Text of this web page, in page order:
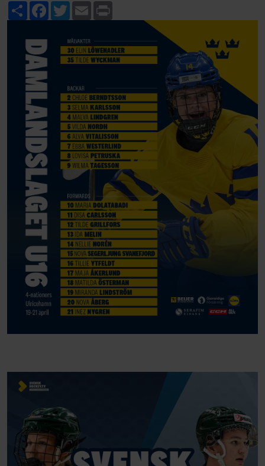
ShareFacebook
TwitterEmail